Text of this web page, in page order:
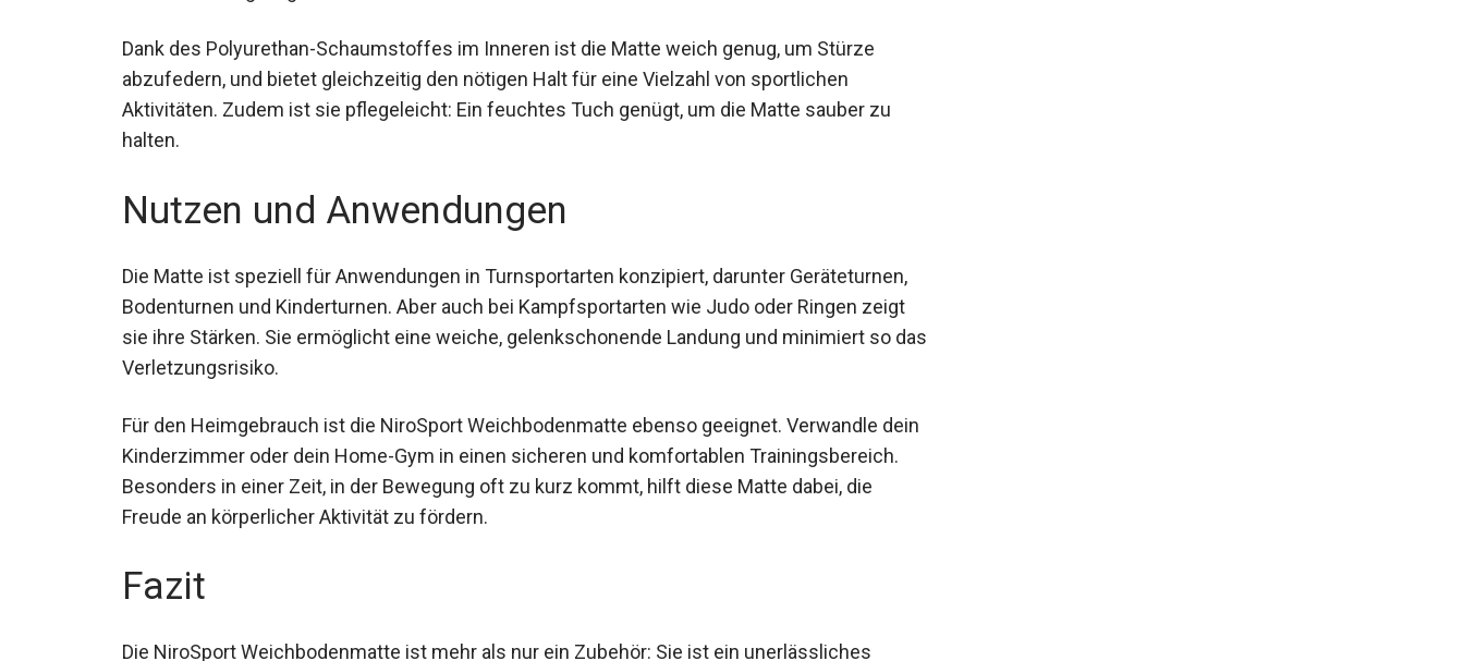
Dank des Polyurethan-Schaumstoffes im Inneren ist die Matte weich genug, um Stürze
abzufedern, und bietet gleichzeitig den nötigen Halt für eine Vielzahl von sportlichen
Aktivitäten. Zudem ist sie pflegeleicht: Ein feuchtes Tuch genügt, um die Matte sauber zu
halten.
Nutzen und Anwendungen
Die Matte ist speziell für Anwendungen in Turnsportarten konzipiert, darunter Geräteturnen,
Bodenturnen und Kinderturnen. Aber auch bei Kampfsportarten wie Judo oder Ringen zeigt
sie ihre Stärken. Sie ermöglicht eine weiche, gelenkschonende Landung und minimiert so
das Verletzungsrisiko.
Für den Heimgebrauch ist die NiroSport Weichbodenmatte ebenso geeignet. Verwandle
dein Kinderzimmer oder dein Home-Gym in einen sicheren und komfortablen
Trainingsbereich. Besonders in einer Zeit, in der Bewegung oft zu kurz kommt, hilft diese
Matte dabei, die Freude an körperlicher Aktivität zu fördern.
Fazit
Die NiroSport Weichbodenmatte ist mehr als nur ein Zubehör: Sie ist ein unerlässliches